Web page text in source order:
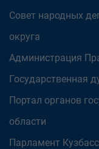
Совет народных
округа
Администрация
Государственная
Портал органов
области
Парламент